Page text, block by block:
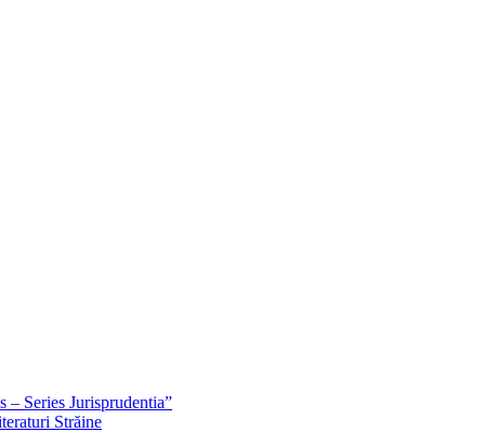
– Series Jurisprudentia”
Străine